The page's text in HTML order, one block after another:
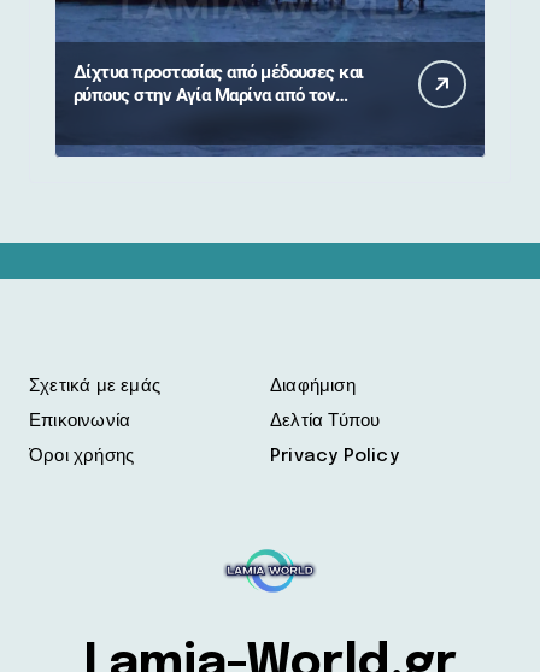
Δίχτυα προστασίας από μέδουσες και
ρύπους στην Αγία Μαρίνα από τον
Σχετικά με εμάς
Επικοινωνία
Όροι χρήσης
Διαφήμιση
Δελτία Τύπου
Privacy Policy